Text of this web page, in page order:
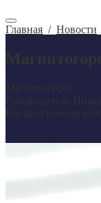
Главная / Новости